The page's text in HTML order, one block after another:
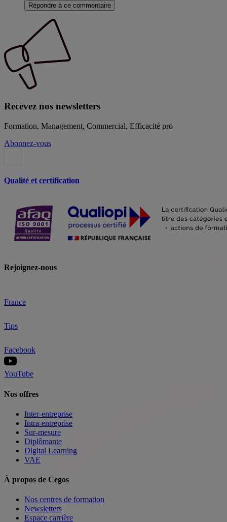
Répondre à ce commentaire
Recevez nos newsletters
Formation, Management, Commercial, Efficacité pro
Abonnez-vous
Qualité et certification
Rejoignez-nous
France
Tips
Facebook
YouTube
Nos offres
Inter-entreprise
Intra-entreprise
Sur-mesure
Diplômante
Digital Learning
VAE
À propos de Cegos
Nos centres de formation
Newsletters
Espace carrière